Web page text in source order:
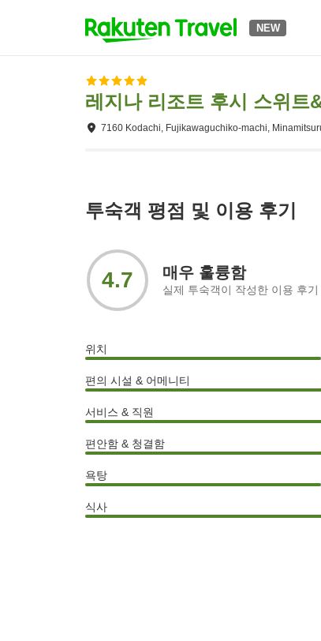
NEW
레지나 리조트 후시 스위트
7160 Kodachi, Fujikawaguchiko-machi,
투숙객 평점 및 이용 후기
4.7 매우 훌륭함
실제 투숙객이 작성한 이용 후기
위치
편의 시설 & 어메니티
서비스 & 직원
편안함 & 청결함
욕탕
식사